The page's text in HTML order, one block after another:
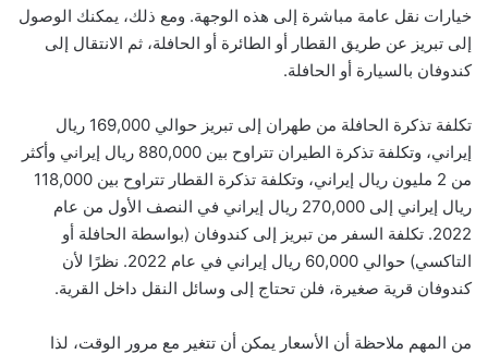
خيارات نقل عامة مباشرة إلى هذه الوجهة. ومع ذلك، يمكنك الوصول
إلى تبريز عن طريق القطار أو الطائرة أو الحافلة، ثم الانتقال إلى
كندوفان بالسيارة أو الحافلة.
تكلفة تذكرة الحافلة من طهران إلى تبريز حوالي 169,000 ريال
إيراني، وتكلفة تذكرة الطيران تتراوح بين 880,000 ريال إيراني وأكثر
من 2 مليون ريال إيراني، وتكلفة تذكرة القطار تتراوح بين 118,000
ريال إيراني إلى 270,000 ريال إيراني في النصف الأول من عام
2022. تكلفة السفر من تبريز إلى كندوفان (بواسطة الحافلة أو
التاكسي) حوالي 60,000 ريال إيراني في عام 2022. نظرًا لأن
كندوفان قرية صغيرة، فلن تحتاج إلى وسائل النقل داخل القرية.
من المهم ملاحظة أن الأسعار يمكن أن تتغير مع مرور الوقت، لذا